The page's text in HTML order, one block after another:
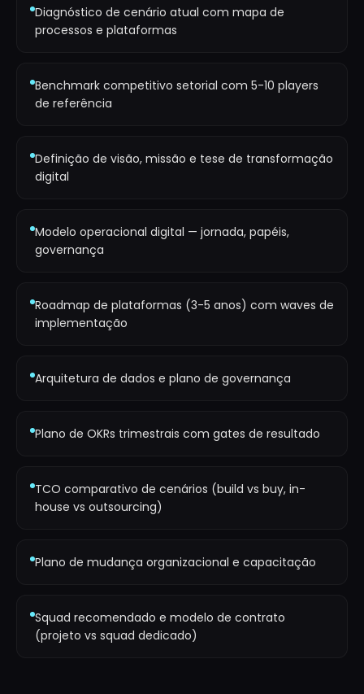
Diagnóstico de cenário atual com mapa de
processos e plataformas
Benchmark competitivo setorial com 5-10 players
de referência
Definição de visão, missão e tese de transformação
digital
Modelo operacional digital — jornada, papéis,
governança
Roadmap de plataformas (3-5 anos) com waves de
implementação
Arquitetura de dados e plano de governança
Plano de OKRs trimestrais com gates de resultado
TCO comparativo de cenários (build vs buy, in-
house vs outsourcing)
Plano de mudança organizacional e capacitação
Squad recomendado e modelo de contrato
(projeto vs squad dedicado)